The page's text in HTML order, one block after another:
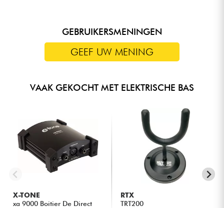
GEBRUIKERSMENINGEN
GEEF UW MENING
VAAK GEKOCHT MET ELEKTRISCHE BAS
X-TONE
xa 9000 Boitier De Direct
RTX
TRT200